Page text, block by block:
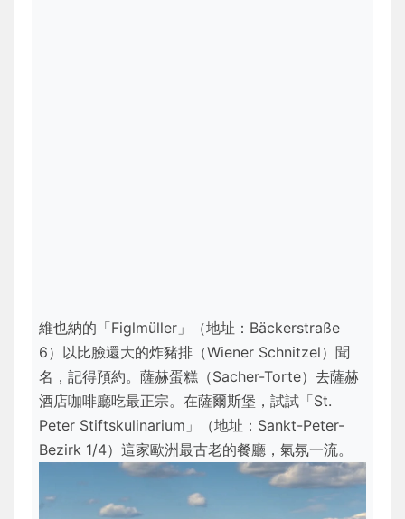
維也納的「Figlmüller」（地址：Bäckerstraße
6）以比臉還大的炸豬排（Wiener Schnitzel）聞
名，記得預約。薩赫蛋糕（Sacher-Torte）去薩赫
酒店咖啡廳吃最正宗。在薩爾斯堡，試試「St.
Peter Stiftskulinarium」（地址：Sankt-Peter-
Bezirk 1/4）這家歐洲最古老的餐廳，氣氛一流。